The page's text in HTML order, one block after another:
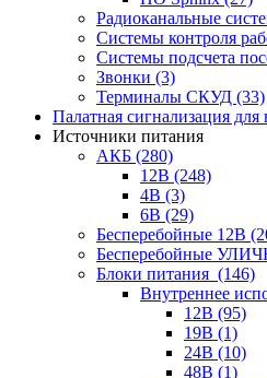
Радиоканальные
Системы контроля
Системы подсчета
Звонки (3)
Терминалы СКУД (33)
Палатная сигнализация для
Источники питания
АКБ (280)
12В (248)
4В (3)
6В (29)
Бесперебойные 12В
Бесперебойные
Блоки питания (146)
Внутреннее
12В (95)
19В (1)
24В (10)
48В (1)